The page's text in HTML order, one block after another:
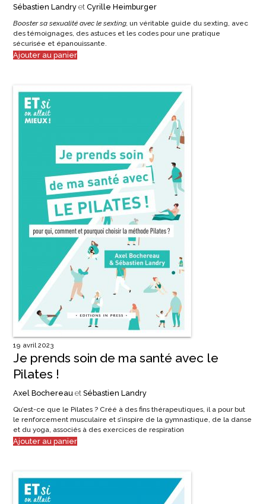
Sébastien Landryet Cyrille Heimburger
Booster sa sexualité avec le sexting,un véritable guide du sexting, avec
des témoignages, des astuces et les codes pour une pratique
sécurisée et épanouissante.
Ajouter au panier
19 avril 2023
Je prends soin de ma santé avec le
Pilates !
Axel Bochereauet Sébastien Landry
Qu’est-ce que le Pilates ? Créé à des fins thérapeutiques, il a pour but
le renforcement musculaire et s’inspire de la gymnastique, de la danse
et du yoga, associés à des exercices de respiration
Ajouter au panier